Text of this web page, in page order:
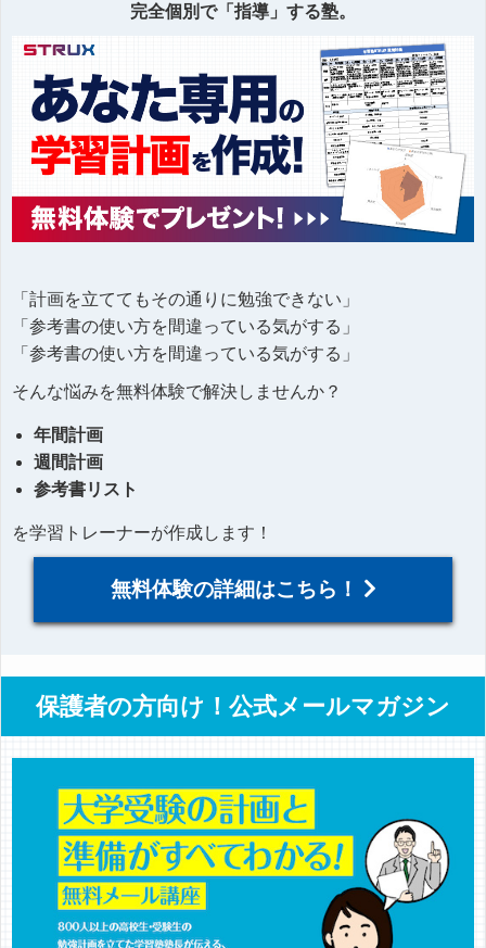
完全個別で「指導」する塾。
「計画を立ててもその通りに勉強できない」
「参考書の使い方を間違っている気がする」
「参考書の使い方を間違っている気がする」
そんな悩みを無料体験で解決しませんか？
年間計画
週間計画
参考書リスト
を学習トレーナーが作成します！
無料体験の詳細はこちら！
保護者の方向け！公式メールマガジン